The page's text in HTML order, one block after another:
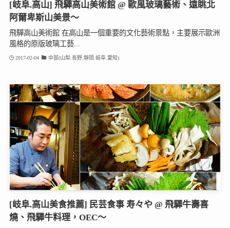
[岐阜.高山] 飛驒高山美術館 @ 歐風玻璃藝術、遠眺北
阿爾卑斯山美景～
飛驒高山美術館 在高山是一個重要的文化藝術景點，主要展示歐洲
風格的原版玻璃工藝...
2017-02-04 中部(山梨.長野.靜岡.岐阜.愛知)
[岐阜.高山美食推薦] 民芸食事 寿々や @ 飛驒牛壽喜
燒、飛驒牛料理，OEC～